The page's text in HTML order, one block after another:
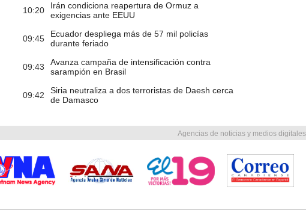
10:20
Irán condiciona reapertura de Ormuz a
exigencias ante EEUU
09:45
Ecuador despliega más de 57 mil policías
durante feriado
09:43
Avanza campaña de intensificación contra
sarampión en Brasil
09:42
Siria neutraliza a dos terroristas de Daesh cerca
de Damasco
Agencias de noticias y medios digitales